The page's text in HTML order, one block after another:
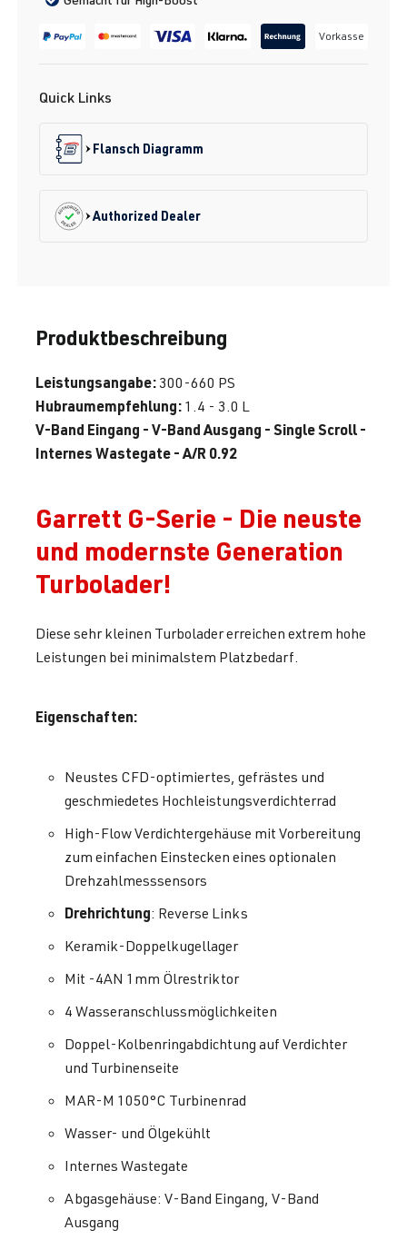
Vorkasse
Quick Links
Flansch Diagramm
Authorized Dealer
Produktbeschreibung
Leistungsangabe: 300-660 PS
Hubraumempfehlung: 1.4 - 3.0 L
V-Band Eingang - V-Band Ausgang - Single Scroll -
Internes Wastegate - A/R 0.92
Garrett G-Serie - Die neuste
und modernste Generation
Turbolader!
Diese sehr kleinen Turbolader erreichen extrem hohe
Leistungen bei minimalstem Platzbedarf.
Eigenschaften:
Neustes CFD-optimiertes, gefrästes und
geschmiedetes Hochleistungsverdichterrad
High-Flow Verdichtergehäuse mit Vorbereitung
zum einfachen Einstecken eines optionalen
Drehzahlmesssensors
Drehrichtung: Reverse Links
Keramik-Doppelkugellager
Mit -4AN 1mm Ölrestriktor
4 Wasseranschlussmöglichkeiten
Doppel-Kolbenringabdichtung auf Verdichter
und Turbinenseite
MAR-M 1050°C Turbinenrad
Wasser- und Ölgekühlt
Internes Wastegate
Abgasgehäuse: V-Band Eingang, V-Band
Ausgang